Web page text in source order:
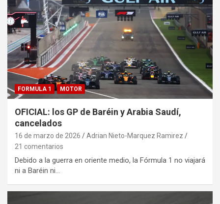
FORMULA 1 MOTOR
OFICIAL: los GP de Baréin y Arabia Saudí,
cancelados
16 de marzo de 2026
Adrian Nieto-Marquez Ramirez
21 comentarios
Debido a la guerra en oriente medio, la Fórmula 1 no viajará
ni a Baréin ni…